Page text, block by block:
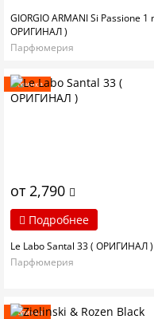
GIORGIO ARMANI Si Passione 1
ОРИГИНАЛ )
Парфюмерия
Новинка
от 2,790
Подробнее
Le Labo Santal 33 ( ОРИГИНАЛ )
Парфюмерия
Новинка